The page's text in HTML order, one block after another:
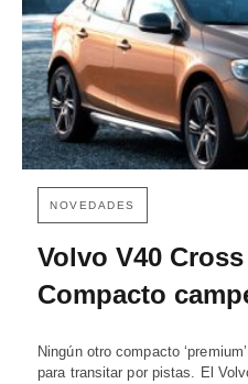
NOVEDADES
Volvo V40
Compacto
Ningún otro compacto
para transitar por pistas. El